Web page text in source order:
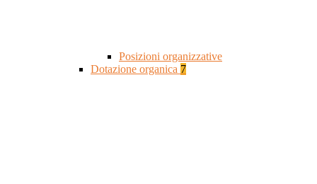
Posizioni organizzative
Dotazione organica 7